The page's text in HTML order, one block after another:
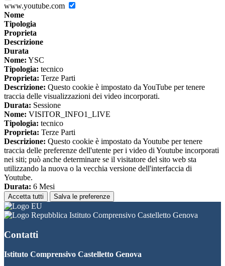
www.youtube.com
Nome
Tipologia
Proprieta
Descrizione
Durata
Nome: YSC
Tipologia: tecnico
Proprieta: Terze Parti
Descrizione: Questo cookie è impostato da YouTube per tenere
traccia delle visualizzazioni dei video incorporati.
Durata: Sessione
Nome: VISITOR_INFO1_LIVE
Tipologia: tecnico
Proprieta: Terze Parti
Descrizione: Questo cookie è impostato da Youtube per tenere
traccia delle preferenze dell'utente per i video di Youtube incorporati
nei siti; può anche determinare se il visitatore del sito web sta
utilizzando la nuova o la vecchia versione dell'interfaccia di
Youtube.
Durata: 6 Mesi
Accetta tutti Salva le preferenze
Istituto Comprensivo Castelletto Genova
Contatti
Istituto Comprensivo Castelletto Genova